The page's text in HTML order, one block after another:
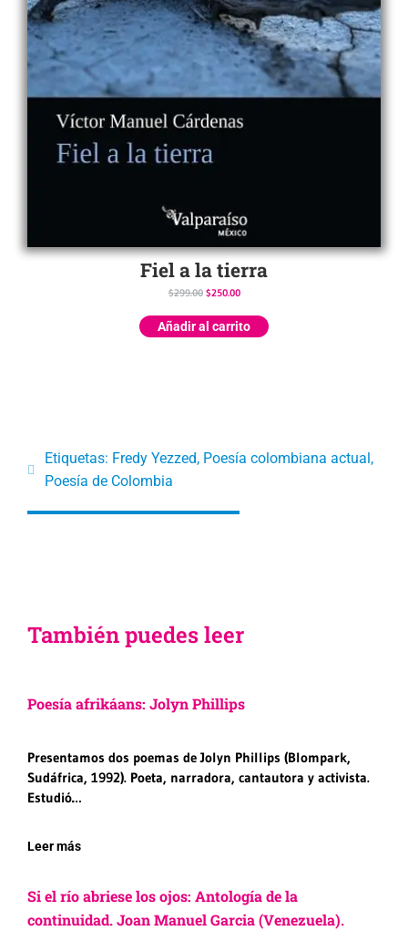
Fiel a la tierra
$299.00 $250.00
Añadir al carrito
Etiquetas: Fredy Yezzed, Poesía colombiana actual ,
Poesía de Colombia
También puedes leer
Poesía afrikáans: Jolyn Phillips
Presentamos dos poemas de Jolyn Phillips (Blompark,
Sudáfrica, 1992). Poeta, narradora, cantautora y activista.
Estudió…
Leer más
Si el río abriese los ojos: Antología de la
continuidad. Joan Manuel Garcia (Venezuela).